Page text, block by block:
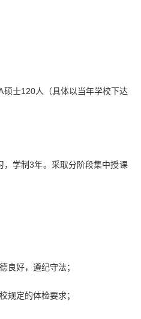
硕士120人（具体以当年学校下达
学制3年。采取分阶段集中授课
良好，遵纪守法；
规定的体检要求；